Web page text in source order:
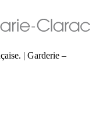
| Garderie –